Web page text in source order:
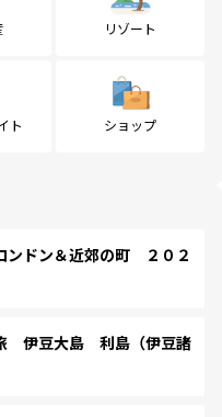
リゾート
ト ショップ
ドン＆近郊の町 ２０２
伊豆大島 利島（伊豆諸